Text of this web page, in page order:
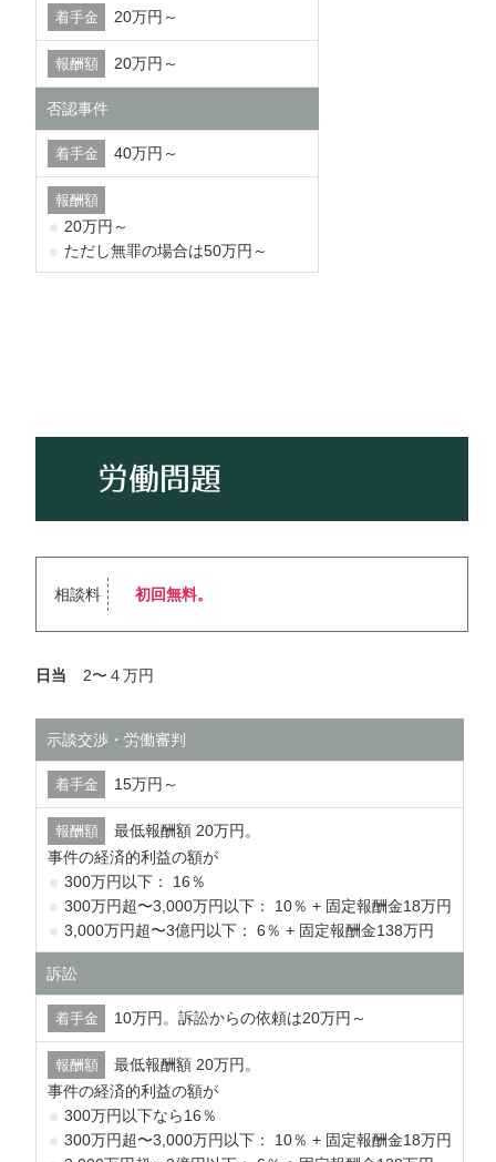
20万円～
20万円～
否認事件
40万円～
20万円～
ただし無罪の場合は50万円～
労働問題
相談料 初回無料。
日当 2〜４万円
示談交渉・労働審判
15万円～
最低報酬額 20万円。
事件の経済的利益の額が
300万円以下： 16％
300万円超〜3,000万円以下： 10％ + 固定報酬金18万円
3,000万円超〜3億円以下： 6％ + 固定報酬金138万円
訴訟
10万円。訴訟からの依頼は20万円～
最低報酬額 20万円。
事件の経済的利益の額が
300万円以下なら16％
300万円超〜3,000万円以下： 10％ + 固定報酬金18万円